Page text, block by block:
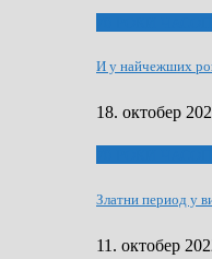
И у найчежших
18. октобер
Златни период у
11. октобер